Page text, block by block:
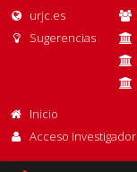
urjc.es
Sugerencias
Inicio
Acceso